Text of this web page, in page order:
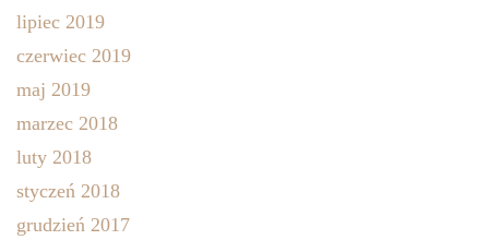
lipiec 2019
czerwiec 2019
maj 2019
marzec 2018
luty 2018
styczeń 2018
grudzień 2017